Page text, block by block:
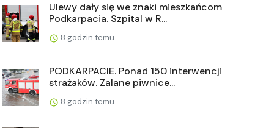
Ulewy dały się we znaki mieszkańcom
Podkarpacia. Szpital w R...
8 godzin temu
PODKARPACIE. Ponad 150 interwencji
strażaków. Zalane piwnice...
8 godzin temu